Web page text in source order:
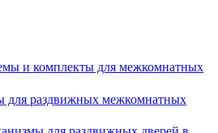
и комплекты для межкомнатных
для раздвижных межкомнатных